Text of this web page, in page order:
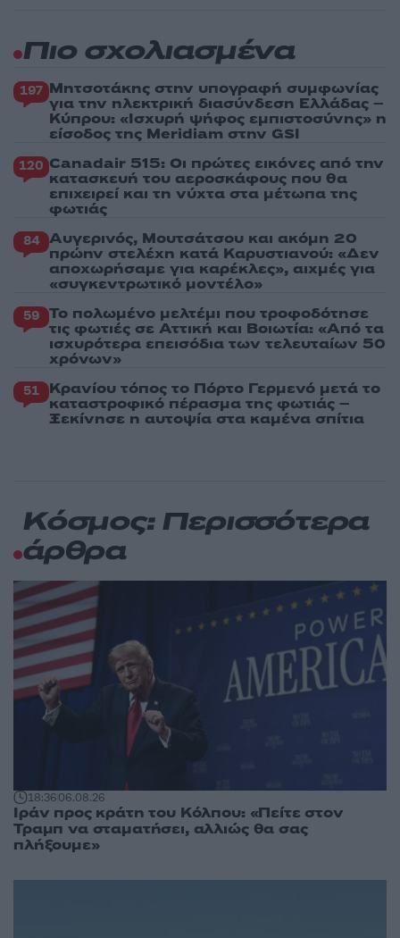
Πιο σχολιασμένα
197 Μητσοτάκης στην υπογραφή συμφωνίας
για την ηλεκτρική διασύνδεση Ελλάδας –
Κύπρου: «Ισχυρή ψήφος εμπιστοσύνης» η
είσοδος της Meridiam στην GSI
120 Canadair 515: Οι πρώτες εικόνες από την
κατασκευή του αεροσκάφους που θα
επιχειρεί και τη νύχτα στα μέτωπα της
φωτιάς
84 Αυγερινός, Μουτσάτσου και ακόμη 20
πρώην στελέχη κατά Καρυστιανού: «Δεν
αποχωρήσαμε για καρέκλες», αιχμές για
«συγκεντρωτικό μοντέλο»
59 Το πολωμένο μελτέμι που τροφοδότησε
τις φωτιές σε Αττική και Βοιωτία: «Από τα
ισχυρότερα επεισόδια των τελευταίων 50
χρόνων»
51 Κρανίου τόπος το Πόρτο Γερμενό μετά το
καταστροφικό πέρασμα της φωτιάς –
Ξεκίνησε η αυτοψία στα καμένα σπίτια
Κόσμος: Περισσότερα
άρθρα
18:3606.08.26
Ιράν προς κράτη του Κόλπου: «Πείτε στον
Τραμπ να σταματήσει, αλλιώς θα σας
πλήξουμε»